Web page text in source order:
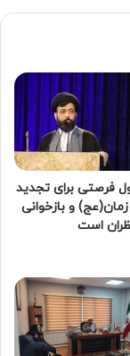
فرصتی برای تجدید
زمان(عج) و بازخوانی
است